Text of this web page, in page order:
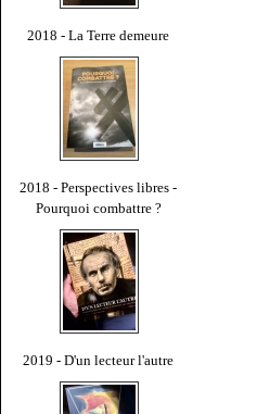
2018 - La Terre demeure
2018 - Perspectives libres -
Pourquoi combattre ?
2019 - D'un lecteur l'autre